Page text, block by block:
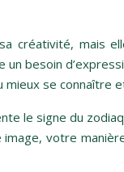
créativité, mais
besoin
mieux se
le signe du
votre